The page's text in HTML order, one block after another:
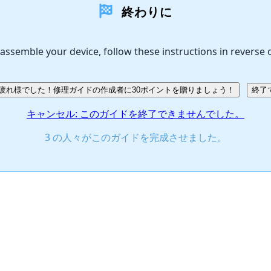
終わりに
your device, follow these instructions in reverse
れ様でした！修理ガイドの作成者に30ポイントを贈りましょう！ 終了
キャンセル: このガイドを終了できませんでした。
3 の人々がこのガイドを完成させました。